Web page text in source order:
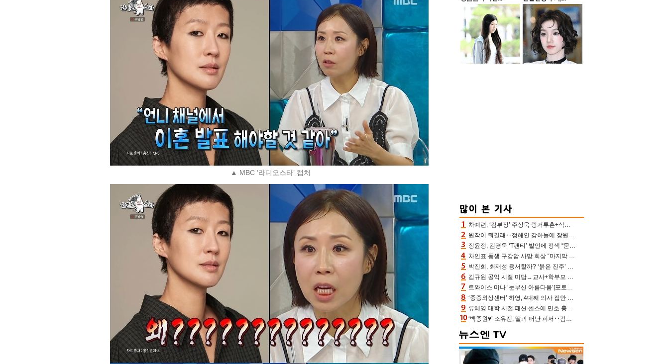
▲ MBC ‘라디오스타’ 캡처
차예련, ‘김부장’ 주상욱 링거투혼+식스팩 비화 “옷 벗는데 아저씨는 안 된다고”(차장금)
원작이 뭐길래‥정해인 강하늘에 장원영까지 참여한 이 영화
장윤정, 김경욱 ‘T팬티’ 발언에 정색 “묻지 않았는데, 그것도 성희롱”(장공장)
차인표 동생 구강암 사망 회상 “마지막 순간 동생 손 잡아준 신애라, 두고두고 고마워” (신애라이프)
박진희, 최재성 용서할까? ‘붉은 진주’ 오늘(7일) 결말 나온다
김규원 공익 시절 미담→교사+학부모 추가 미담 속출 “휠체어 탄 아이와 산책도”[종합]
트와이스 미나 ‘눈부신 아름다움’[포토엔HD]
‘중증외상센터’ 하영, 4대째 의사 집안 인증 “증조부, 고종 황제 진료”(옥문아)[어제TV]
류혜영 대학 시절 패션 센스에 민호 충격 “레몬색 레깅스에 다리 없는 줄”(나혼산)
‘백종원♥’ 소유진, 딸과 떠난 피서‥감탄만 나오는 수영복 자태